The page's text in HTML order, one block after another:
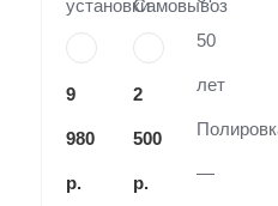
установки
9
980
р.
Самовывоз
2
500
р.
50
лет
—